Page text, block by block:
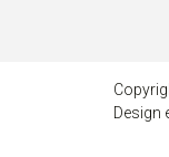
Design